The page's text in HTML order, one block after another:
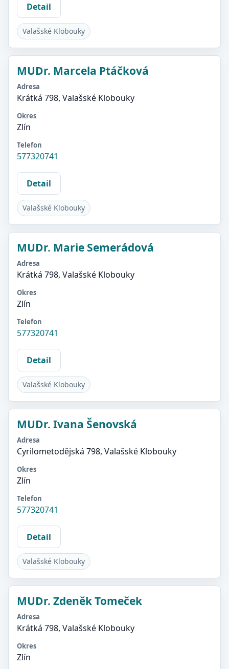
Detail
Valašské Klobouky
MUDr. Marcela Ptáčková
Adresa
Krátká 798, Valašské Klobouky
Okres
Zlín
Telefon
577320741
Detail
Valašské Klobouky
MUDr. Marie Semerádová
Adresa
Krátká 798, Valašské Klobouky
Okres
Zlín
Telefon
577320741
Detail
Valašské Klobouky
MUDr. Ivana Šenovská
Adresa
Cyrilometodějská 798, Valašské Klobouky
Okres
Zlín
Telefon
577320741
Detail
Valašské Klobouky
MUDr. Zdeněk Tomeček
Adresa
Krátká 798, Valašské Klobouky
Okres
Zlín